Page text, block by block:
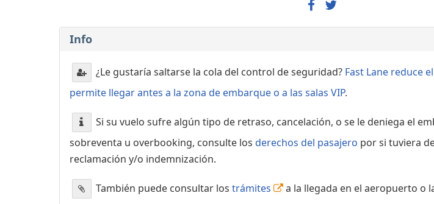
Info
¿Le gustaría saltarse la cola del control de seguridad? Fast Lane reduce
permite llegar antes a la zona de embarque o a las salas VIP.
Si su vuelo sufre algún tipo de retraso, cancelación, o se le deniega el
sobreventa u overbooking, consulte los derechos del pasajero por si tuviera
reclamación y/o indemnización.
También puede consultar los trámites a la llegada en el aeropuerto o